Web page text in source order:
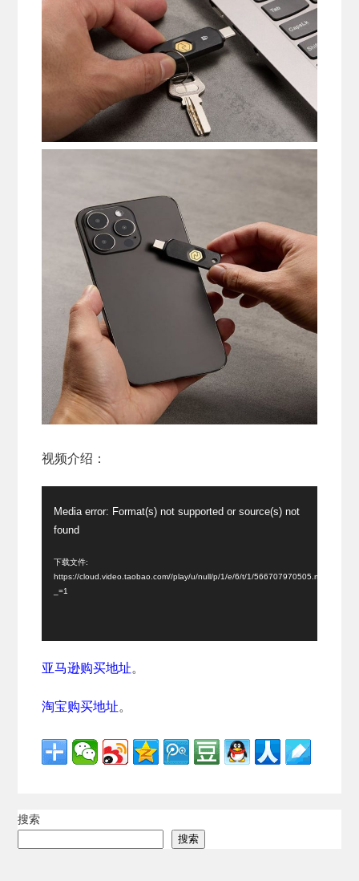
视频介绍：
放
Media error: Format(s) not supported or source(s) not
found
下载文件:
https://cloud.video.taobao.com//play/u/null/p/1/e/6/t/1/566707970505.mp4?
_=1
亚马逊购买地址。
淘宝购买地址。
搜索
搜索